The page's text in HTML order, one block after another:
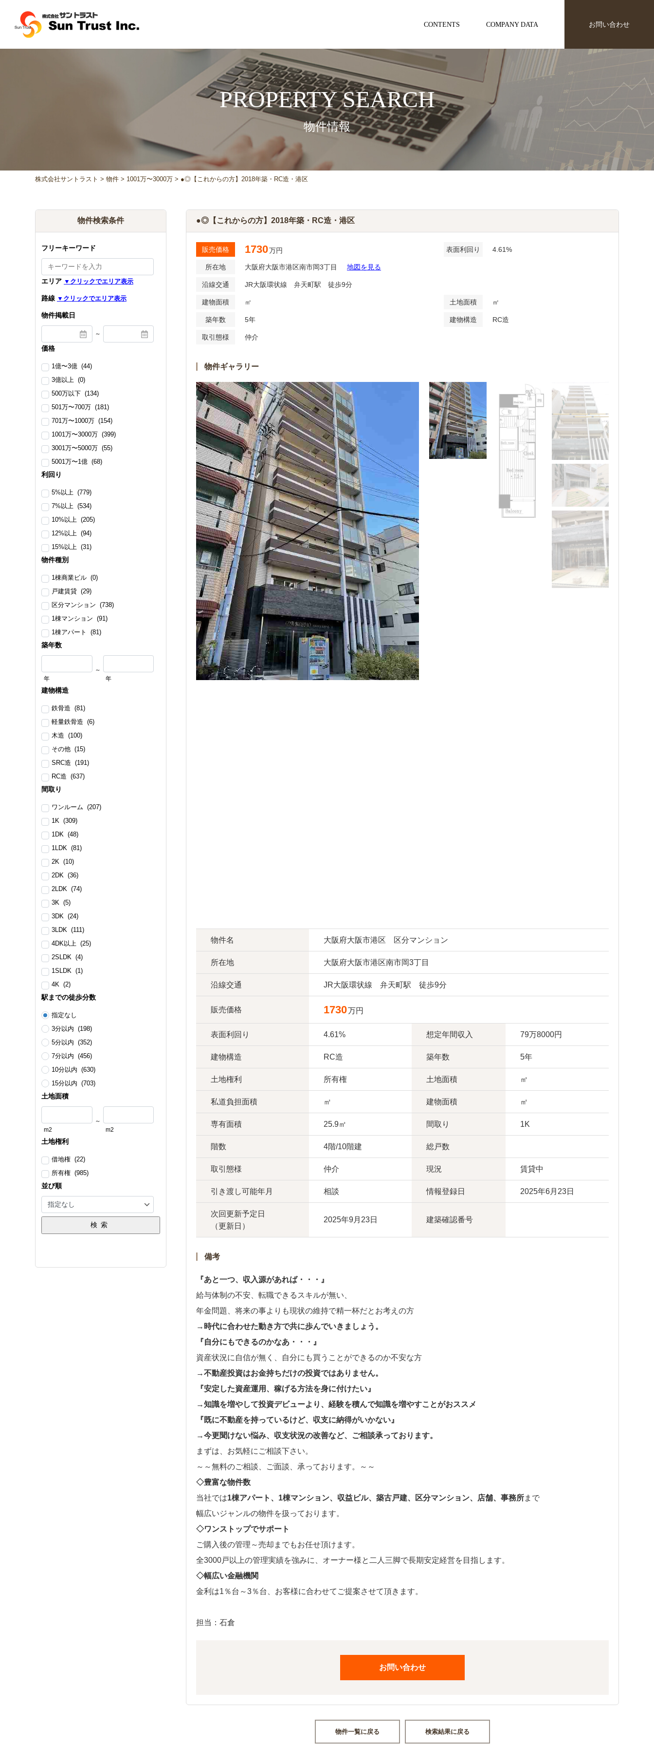
CONTENTS COMPANY DATA お問い合わせ
PROPERTY SEARCH
物件情報
株式会社サントラスト > 物件 > 1001万〜3000万 > ●◎【これからの方】2018年築・RC造・港区
●◎【これからの方】2018年築・RC造・港区
販売価格 1730万円 表面利回り 4.61%
所在地 大阪府大阪市港区南市岡3丁目 地図を見る
沿線交通 JR大阪環状線 弁天町駅 徒歩9分
建物面積 ㎡ 土地面積 ㎡
築年数 5年 建物構造 RC造
取引態様 仲介
物件ギャラリー
物件名 大阪府大阪市港区 区分マンション
所在地 大阪府大阪市港区南市岡3丁目
沿線交通 JR大阪環状線 弁天町駅 徒歩9分
販売価格 1730万円
表面利回り 4.61% 想定年間収入 79万8000円
建物構造 RC造 築年数 5年
土地権利 所有権 土地面積 ㎡
私道負担面積 ㎡ 建物面積 ㎡
専有面積 25.9㎡ 間取り 1K
階数 4階/10階建 総戸数
取引態様 仲介 現況 賃貸中
引き渡し可能年月 相談 情報登録日 2025年6月23日
次回更新予定日
（更新日）
2025年9月23日 建築確認番号
備考
『あと一つ、収入源があれば・・・』
給与体制の不安、転職できるスキルが無い、
年金問題、将来の事よりも現状の維持で精一杯だとお考えの方
→時代に合わせた動き方で共に歩んでいきましょう。
『自分にもできるのかなあ・・・』
資産状況に自信が無く、自分にも買うことができるのか不安な方
→不動産投資はお金持ちだけの投資ではありません。
『安定した資産運用、稼げる方法を身に付けたい』
→知識を増やして投資デビューより、経験を積んで知識を増やすことがおススメ
『既に不動産を持っているけど、収支に納得がいかない』
→今更聞けない悩み、収支状況の改善など、ご相談承っております。
まずは、お気軽にご相談下さい。
～～無料のご相談、ご面談、承っております。～～
◇豊富な物件数
当社では1棟アパート、1棟マンション、収益ビル、築古戸建、区分マンション、店舗、事務所まで
幅広いジャンルの物件を扱っております。
◇ワンストップでサポート
ご購入後の管理～売却 までもお任せ頂けます。
全3000戸以上の管理実績を強みに、オーナー様と二人三脚で長期安定経営を目指します。
◇幅広い金融機関
金利は1％台～3％台、 お客様に合わせてご提案させて頂きます。
担当：石倉
お問い合わせ
物件一覧に戻る 検索結果に戻る
物件検索条件
フリーキーワード
エリア
路線
物件掲載日
～
価格
1億〜3億 (44)
3億以上 (0)
500万以下 (134)
501万〜700万 (181)
701万〜1000万 (154)
1001万〜3000万 (399)
3001万〜5000万 (55)
5001万〜1億 (68)
利回り
5%以上 (779)
7%以上 (534)
10%以上 (205)
12%以上 (94)
15%以上 (31)
物件種別
1棟商業ビル (0)
戸建賃貸 (29)
区分マンション (738)
1棟マンション (91)
1棟アパート (81)
築年数
年
～
年
建物構造
鉄骨造 (81)
軽量鉄骨造 (6)
木造 (100)
その他 (15)
SRC造 (191)
RC造 (637)
間取り
ワンルーム (207)
1K (309)
1DK (48)
1LDK (81)
2K (10)
2DK (36)
2LDK (74)
3K (5)
3DK (24)
3LDK (111)
4DK以上 (25)
2SLDK (4)
1SLDK (1)
4K (2)
駅までの徒歩分数
指定なし
3分以内 (198)
5分以内 (352)
7分以内 (456)
10分以内 (630)
15分以内 (703)
土地面積
m2
～
m2
土地権利
借地権 (22)
所有権 (985)
並び順
検索